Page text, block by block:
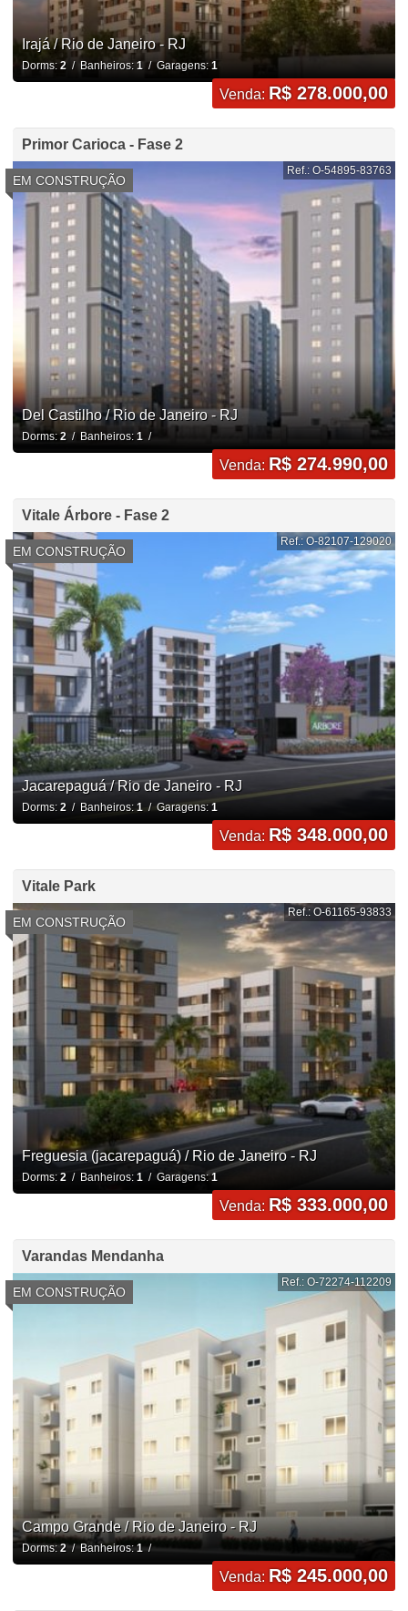
Irajá / Rio de Janeiro - RJ
Dorms: 2/ Banheiros: 1/ Garagens: 1
Venda: R$ 278.000,00
Primor Carioca - Fase 2
EM CONSTRUÇÃO
Ref.: O-54895-83763
Del Castilho / Rio de Janeiro - RJ
Dorms:2/ Banheiros: 1/
Venda: R$ 274.990,00
Vitale Árbore - Fase 2
EM CONSTRUÇÃO
Ref.: O-82107-129020
Jacarepaguá / Rio de Janeiro - RJ
Dorms: 2/ Banheiros: 1/ Garagens:1
Venda: R$ 348.000,00
Vitale Park
EM CONSTRUÇÃO
Ref.: O-61165-93833
Freguesia (jacarepaguá) / Rio de Janeiro - RJ
Dorms: 2/ Banheiros: 1/ Garagens:1
Venda: R$ 333.000,00
Varandas Mendanha
EM CONSTRUÇÃO
Ref.: O-72274-112209
Campo Grande / Rio de Janeiro - RJ
Dorms:2/ Banheiros:1/
Venda: R$ 245.000,00